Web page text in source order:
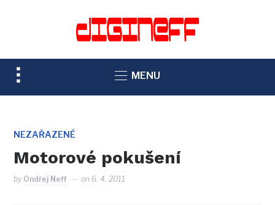
TOGGLE
SIDEBAR
NAVIGATION
MENU
NEZAŘAZENÉ
Motorové pokušení
by Ondřej Neff on 6. 4. 2011